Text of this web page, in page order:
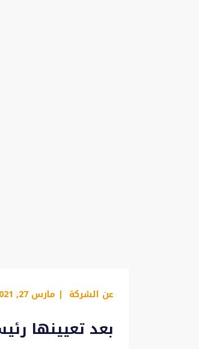
عن الشركة | مارس 27, 2021
بعد تعيينها